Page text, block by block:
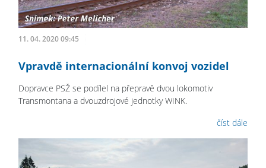
11. 04. 2020 09:45
Vpravdě internacionální konvoj vozidel
Dopravce PSŽ se podílel na přepravě dvou lokomotiv
Transmontana a dvouzdrojové jednotky WINK.
číst dále